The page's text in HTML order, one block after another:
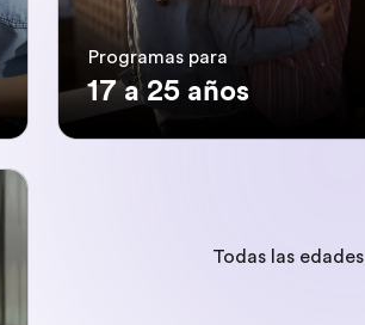
Programas para
17 a 25 años
Todas las edades